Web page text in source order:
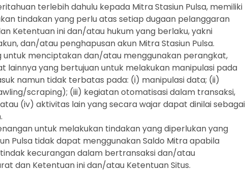
terlebih dahulu kepada Mitra Stasiun Pulsa, memiliki
tindakan yang perlu atas setiap dugaan pelanggaran
Ketentuan ini dan/atau hukum yang berlaku, yakni
dan/atau penghapusan akun Mitra Stasiun Pulsa.
untuk menciptakan dan/atau menggunakan perangkat,
lainnya yang bertujuan untuk melakukan manipulasi pada
namun tidak terbatas pada: (i) manipulasi data; (ii)
scraping); (iii) kegiatan otomatisasi dalam transaksi,
(iv) aktivitas lain yang secara wajar dapat dinilai sebagai
untuk melakukan tindakan yang diperlukan yang
Pulsa tidak dapat menggunakan Saldo Mitra apabila
kecurangan dalam bertransaksi dan/atau
dan Ketentuan ini dan/atau Ketentuan Situs.